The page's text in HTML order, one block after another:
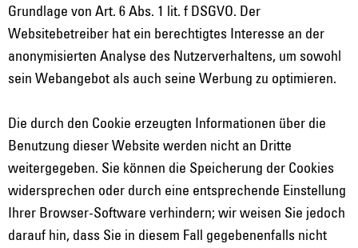
Grundlage von Art. 6 Abs. 1 lit. f DSGVO. Der
Websitebetreiber hat ein berechtigtes Interesse an der
anonymisierten Analyse des Nutzerverhaltens, um sowohl
sein Webangebot als auch seine Werbung zu optimieren.
Die durch den Cookie erzeugten Informationen über die
Benutzung dieser Website werden nicht an Dritte
weitergegeben. Sie können die Speicherung der Cookies
widersprechen oder durch eine entsprechende Einstellung
Ihrer Browser-Software verhindern; wir weisen Sie jedoch
darauf hin, dass Sie in diesem Fall gegebenenfalls nicht